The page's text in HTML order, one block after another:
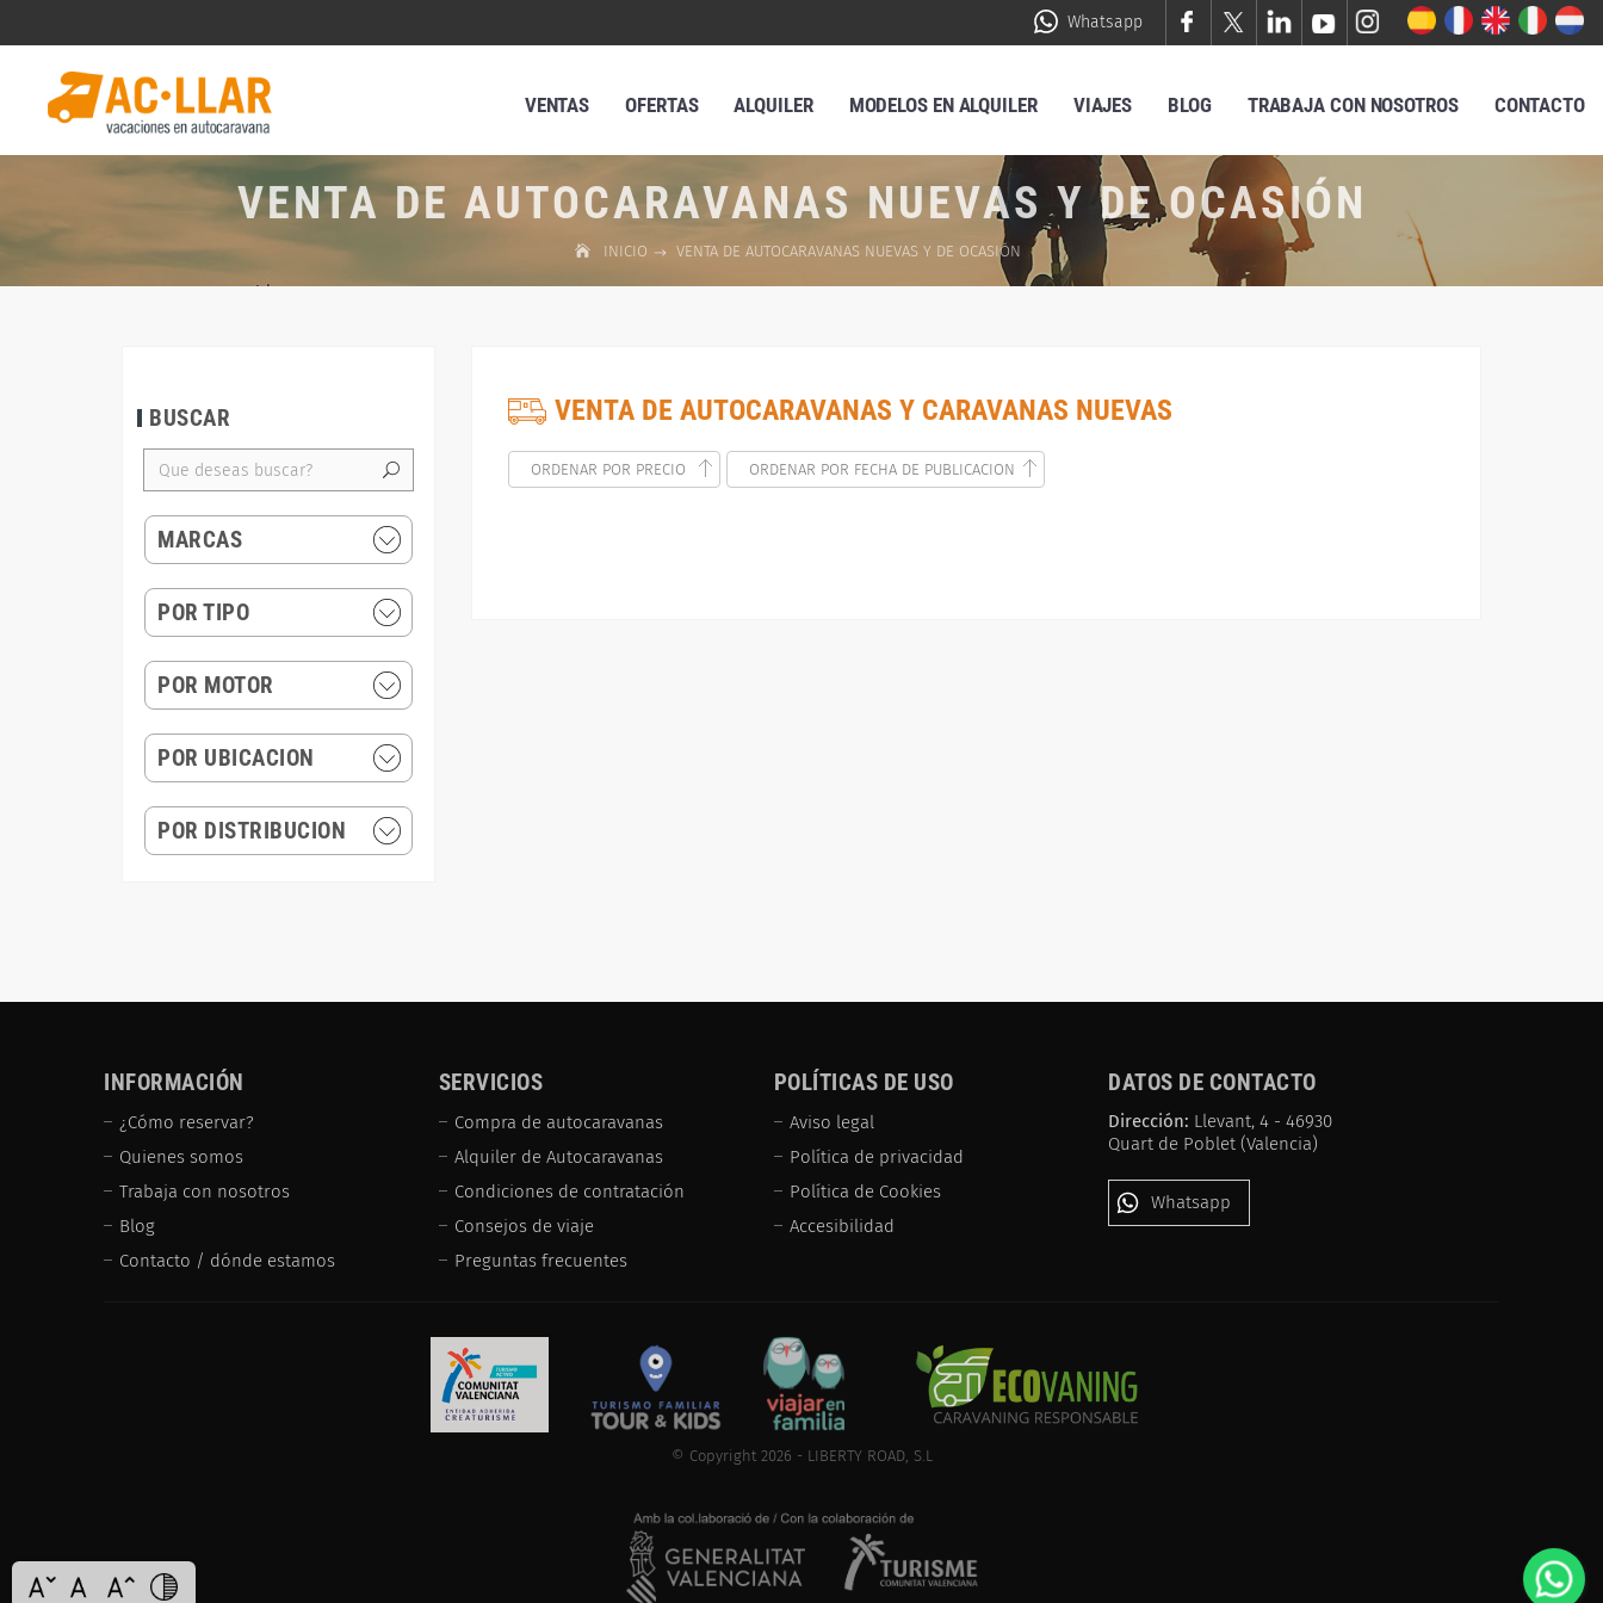
Whatsapp
VENTAS OFERTAS ALQUILER MODELOS EN ALQUILER VIAJES BLOG TRABAJA CON NOSOTROS CONTACTO
VENTA DE AUTOCARAVANAS NUEVAS Y DE OCASIÓN
INICIO VENTA DE AUTOCARAVANAS NUEVAS Y DE OCASIÓN
BUSCAR
MARCAS
POR TIPO
POR MOTOR
POR UBICACION
POR DISTRIBUCION
VENTA DE AUTOCARAVANAS Y CARAVANAS NUEVAS
ORDENAR POR PRECIO ORDENAR POR FECHA DE PUBLICACION
INFORMACIÓN
¿Cómo reservar?
Quienes somos
Trabaja con nosotros
Blog
Contacto / dónde estamos
SERVICIOS
Compra de autocaravanas
Alquiler de Autocaravanas
Condiciones de contratación
Consejos de viaje
Preguntas frecuentes
POLÍTICAS DE USO
Aviso legal
Política de privacidad
Política de Cookies
Accesibilidad
DATOS DE CONTACTO
Dirección: Llevant, 4 - 46930
Quart de Poblet (Valencia)
Whatsapp
© Copyright 2026 - LIBERTY ROAD, S.L